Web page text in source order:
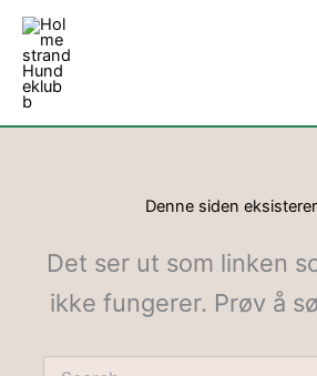
Hopp
rett
innholdet
Denne siden
Det ser ut som linken
ikke fungerer. Prøv å